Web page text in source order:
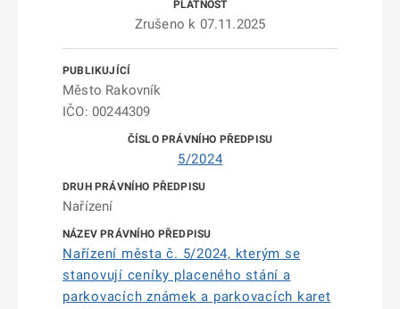
Zrušeno k 07.11.2025
Město Rakovník
IČO: 00244309
5/2024
Nařízení
Nařízení města č. 5/2024, kterým se
stanovují ceníky placeného stání a
parkovacích známek a parkovacích karet